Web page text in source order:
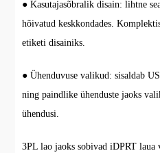
● Kasutajasõbralik disain: lihtne
hõivatud keskkondades.
etiketi disainiks.
● Ühenduvuse valikud: sisaldab
ning paindlike ühenduste jaoks
ühendusi.
3PL lao jaoks sobivad iDPRT